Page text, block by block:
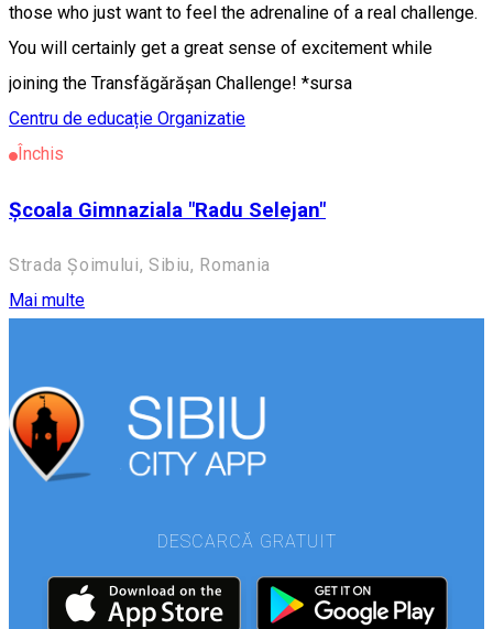
those who just want to feel the adrenaline of a real challenge.
You will certainly get a great sense of excitement while
joining the Transfăgărășan Challenge! *sursa
Centru de educație Organizatie
Închis
Școala Gimnaziala "Radu Selejan"
Strada Șoimului, Sibiu, Romania
Mai multe
DESCARCĂ GRATUIT